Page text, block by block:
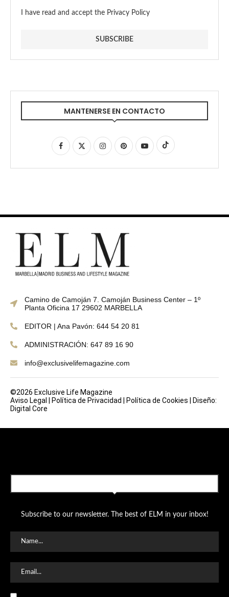
I have read and accept the Privacy Policy
MANTENERSE EN CONTACTO
Camino de Camoján 7. Camoján Business Center – 1º
Planta Oficina 17 29602 MARBELLA
EDITOR | Ana Pavón: 644 54 20 81
ADMINISTRACIÓN: 647 89 16 90
info@exclusivelifemagazine.com
©2026 Exclusive Life Magazine
Aviso Legal
Política de Privacidad Política de Cookies
Diseño:
Digital Core
Subscribe to our newsletter. The best of ELM in your inbox!